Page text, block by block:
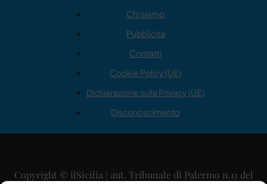
Chi siamo
Pubblicità
Contatti
Cookie Policy (UE)
Dichiarazione sulla Privacy (UE)
Disconoscimento
Copyright © ilSicilia | aut. Tribunale di Palermo n.11 del